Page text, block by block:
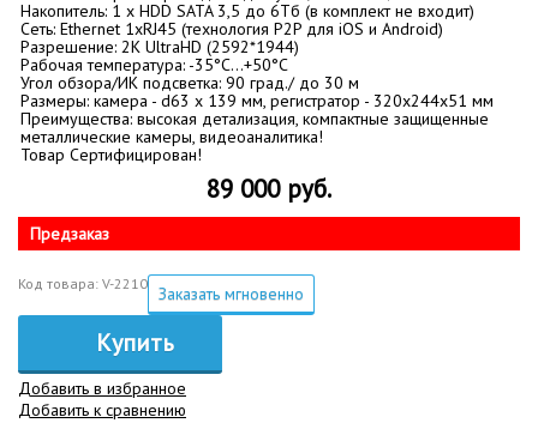
Накопитель: 1 x HDD SATA 3,5 до 6Tб (в комплект не входит)
Сеть: Ethernet 1хRJ45 (технология P2P для iOS и Android)
Разрешение: 2K UltraHD (2592*1944)
Рабочая температура: -35°C…+50°C
Угол обзора/ИК подсветка: 90 град./ до 30 м
Размеры: камера - d63 х 139 мм, регистратор - 320х244х51 мм
Преимущества: высокая детализация, компактные защищенные
металлические камеры, видеоаналитика!
Товар Сертифицирован!
89 000 руб.
Предзаказ
Код товара: V-2210 Заказать мгновенно
Купить
Добавить в избранное
Добавить к сравнению